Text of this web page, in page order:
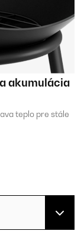
akumulácia
teplo pre stále